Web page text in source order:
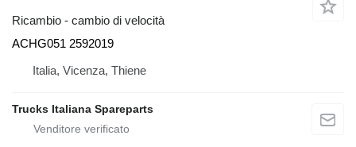
Ricambio - cambio di velocità
ACHG051 2592019
Italia, Vicenza, Thiene
Trucks Italiana Spareparts